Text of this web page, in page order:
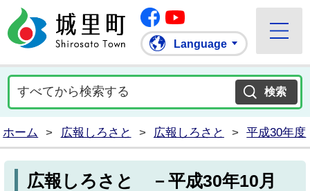
城里町ホームページ
Facebook
Language
ホーム > 広報しろさと > 広報しろさと > 平成30年度
広報しろさと －平成30年10月